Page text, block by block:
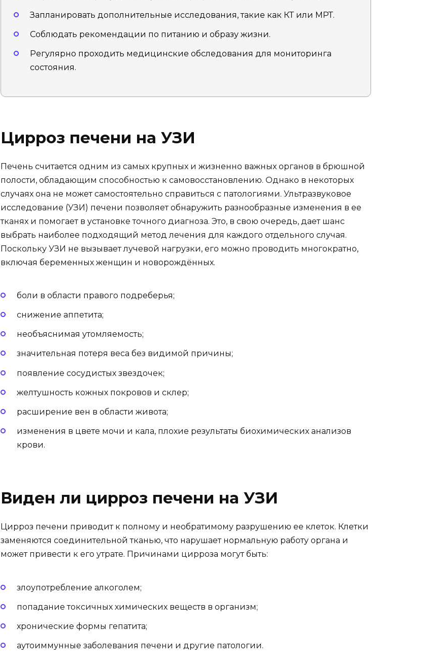
Запланировать дополнительные исследования, такие как КТ или МРТ.
Соблюдать рекомендации по питанию и образу жизни.
Регулярно проходить медицинские обследования для мониторинга
состояния.
Цирроз печени на УЗИ
Печень считается одним из самых крупных и жизненно важных органов в брюшной
полости, обладающим способностью к самовосстановлению. Однако в некоторых
случаях она не может самостоятельно справиться с патологиями. Ультразвуковое
исследование (УЗИ) печени позволяет обнаружить разнообразные изменения в ее
тканях и помогает в установке точного диагноза. Это, в свою очередь, дает шанс
выбрать наиболее подходящий метод лечения для каждого отдельного случая.
Поскольку УЗИ не вызывает лучевой нагрузки, его можно проводить многократно,
включая беременных женщин и новорождённых.
боли в области правого подреберья;
снижение аппетита;
необъяснимая утомляемость;
значительная потеря веса без видимой причины;
появление сосудистых звездочек;
желтушность кожных покровов и склер;
расширение вен в области живота;
изменения в цвете мочи и кала, плохие результаты биохимических анализов
крови.
Виден ли цирроз печени на УЗИ
Цирроз печени приводит к полному и необратимому разрушению ее клеток. Клетки
заменяются соединительной тканью, что нарушает нормальную работу органа и
может привести к его утрате. Причинами цирроза могут быть:
злоупотребление алкоголем;
попадание токсичных химических веществ в организм;
хронические формы гепатита;
аутоиммунные заболевания печени и другие патологии.